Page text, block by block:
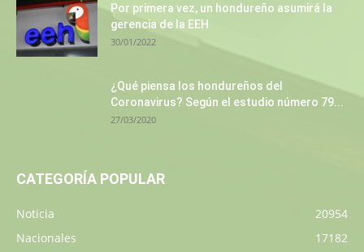
Por primera vez, un hondureño asumirá la
gerencia de la EEH
30/01/2022
¿Qué piensa los hondureños del
Coronavirus? Según el estudio número 79...
27/03/2020
CATEGORÍA POPULAR
Noticia
20954
Nacionales
17182